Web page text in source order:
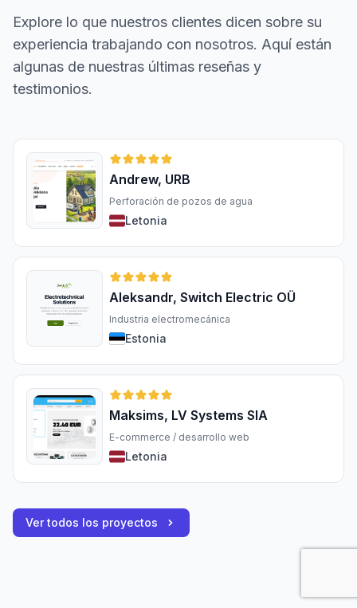
Explore lo que nuestros clientes dicen sobre su
experiencia trabajando con nosotros. Aquí están
algunas de nuestras últimas reseñas y
testimonios.
Andrew, URB
Perforación de pozos de agua
Letonia
Aleksandr, Switch Electric OÜ
Industria electromecánica
Estonia
Maksims, LV Systems SIA
E-commerce / desarrollo web
Letonia
Ver todos los proyectos